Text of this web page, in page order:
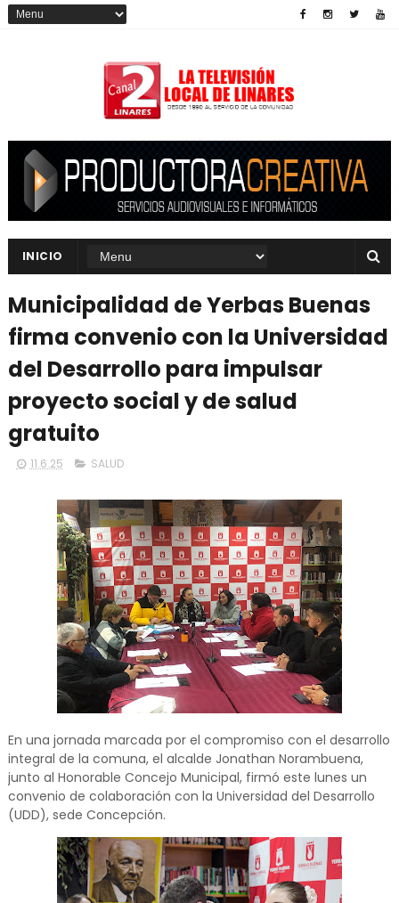
INICIO
Municipalidad de Yerbas Buenas
firma convenio con la Universidad
del Desarrollo para impulsar
proyecto social y de salud
gratuito
11.6.25 SALUD
En una jornada marcada por el compromiso con el desarrollo
integral de la comuna, el alcalde Jonathan Norambuena,
junto al Honorable Concejo Municipal, firmó este lunes un
convenio de colaboración con la Universidad del Desarrollo
(UDD), sede Concepción.